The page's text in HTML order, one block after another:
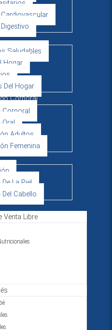
Saludables
Hogar
Del Hogar
Corporal
Corporal
Oral
Adultos
Femenina
La Piel
Cabello
Venta Libre